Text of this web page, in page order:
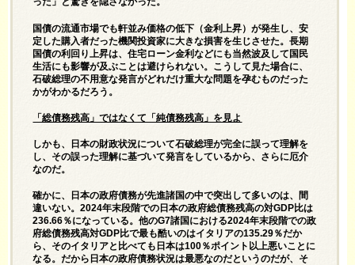
国債の流通市場でも軒並み価格の低下（金利上昇）が発生し、安
定した購入者だった機関投資家に大きな損害を生じさせた。長期
国債の利回り上昇は、住宅ローン金利などにも当然波及して国民
生活にも影響が及ぶことは避けられない。こうして見た場合に、
石破総理の不用意な発言がどれだけ重大な問題を孕むものだった
かがわかるだろう。
「総債務残高」ではなくて「純債務残高」を見よ
しかも、日本の財政状況について石破総理が完全に誤って理解を
し、その誤った理解に基づいて発言をしているから、さらに厄介
なのだ。
確かに、日本の政府債務が先進諸国の中で突出して多いのは、間
違いない。2024年末段階での日本の政府総債務残高の対GDP比は
236.66％になっている。他のG7諸国における2024年末段階での政
府総債務残高対GDP比で最も酷いのはイタリアの135.29％だか
ら、そのイタリアと比べても日本は100％ポイント以上悪いことに
なる。だから日本の政府債務状況は最悪なのだというのだが、そ